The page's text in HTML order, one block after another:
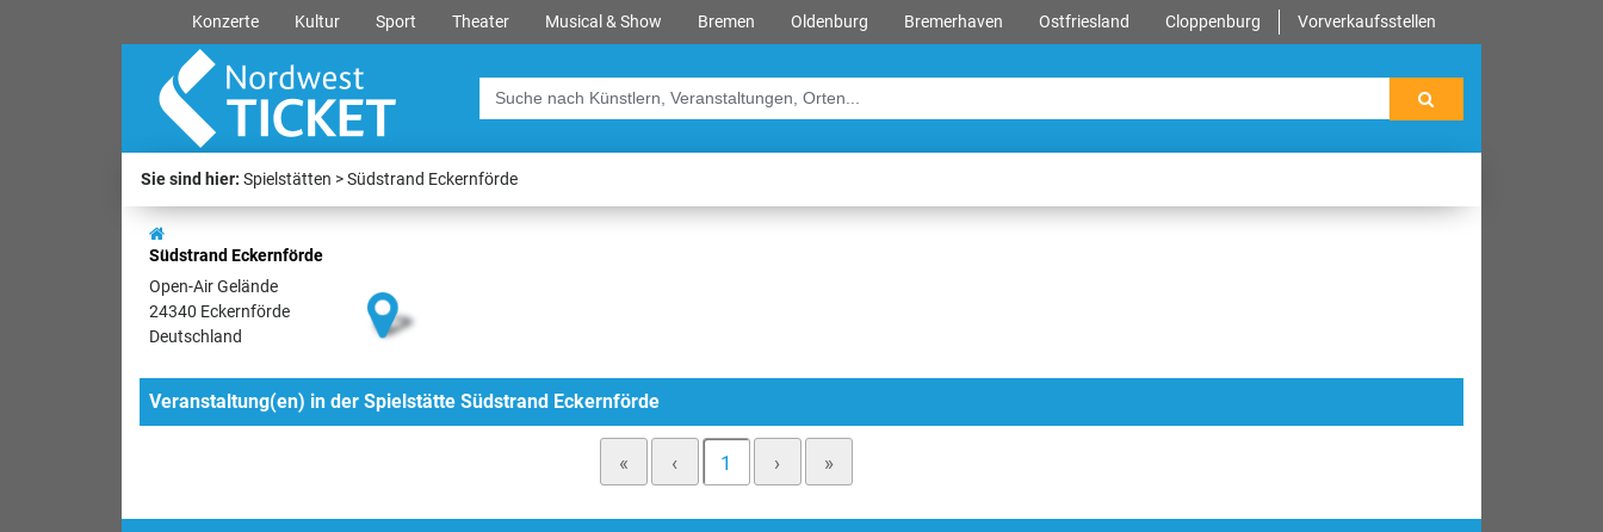
Konzerte Kultur Sport Theater Musical & Show Bremen Oldenburg Bremerhaven Ostfriesland Cloppenburg Vorverkaufsstellen
Sie sind hier: Spielstätten Südstrand Eckernförde
Südstrand Eckernförde
Open-Air Gelände
24340 Eckernförde
Deutschland
Veranstaltung(en) in der Spielstätte Südstrand Eckernförde
« ‹ 1 › »